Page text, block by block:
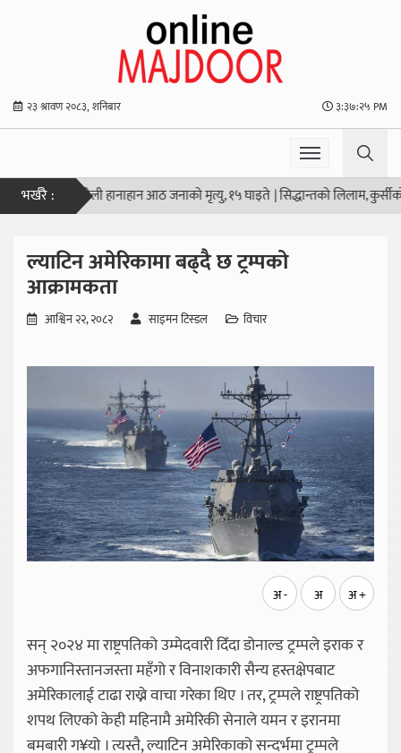
२३ श्रावण २०८३, शनिबार ३:३७:२५ PM
भर्खरै :
स्कूलमा गोली हानाहान आठ जनाको मृत्यु, १५ घाइते | सिद्धान्तको लिलाम, कुर्सीको
ल्याटिन अमेरिकामा बढ्दै छ ट्रम्पको
आक्रामकता
आश्विन २२, २०८२ साइमन टिस्डल विचार
अ - अ अ +
सन् २०२४ मा राष्ट्रपतिको उम्मेदवारी दिँदा डोनाल्ड ट्रम्पले इराक र
अफगानिस्तानजस्ता महँगो र विनाशकारी सैन्य हस्तक्षेपबाट
अमेरिकालाई टाढा राख्ने वाचा गरेका थिए । तर, ट्रम्पले राष्ट्रपतिको
शपथ लिएको केही महिनामै अमेरिकी सेनाले यमन र इरानमा
बमबारी ग¥यो । त्यस्तै, ल्याटिन अमेरिकाको सन्दर्भमा ट्रम्पले